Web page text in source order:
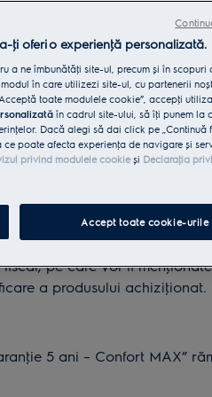
“Garanţie 5 ani –
2020 ora 23:59:59,
considerare de
este de maximum 30 de
pe care vor fi
a produsului achiziţionat.
5 ani – Confort MAX”
ţi oferi o experienţă personalizată.
a ne îmbunătăţi site-ul, precum și în scopuri
în care utilizezi site-ul, cu partenerii
toate modulele cookie”, accepţi
în cadrul site-ului, să îţi punem la
Dacă alegi să dai click pe „Continuă
poate afecta experienţa de navigare și
privind modulele cookieși Declaraţia
Accept toate cookie-urile